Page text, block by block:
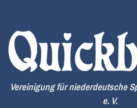
springen
Vereinigung für niederdeutsche
e. V.